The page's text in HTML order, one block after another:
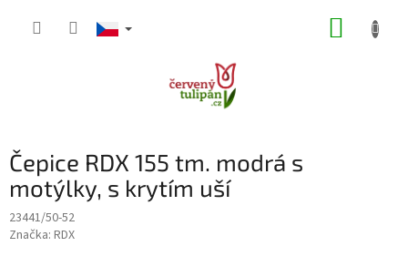
Čepice RDX 155 tm. modrá s
motýlky, s krytím uší
23441/50-52
Značka: RDX